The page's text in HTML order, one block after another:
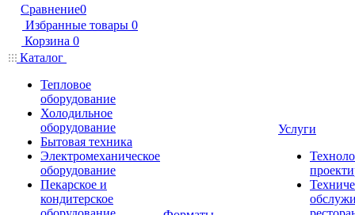
Сравнение0
Избранные товары 0
Корзина 0
Каталог
Тепловое
оборудование
Холодильное
оборудование
Бытовая техника
Электромеханическое
оборудование
Пекарское и
кондитерское
Услуги